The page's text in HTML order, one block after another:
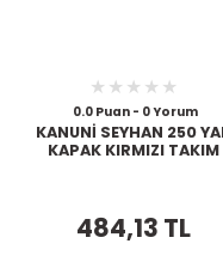
0.0 Puan - 0 Yorum
KANUNİ SEYHAN 250
KAPAK KIRMIZI TAKIM
484,13 TL